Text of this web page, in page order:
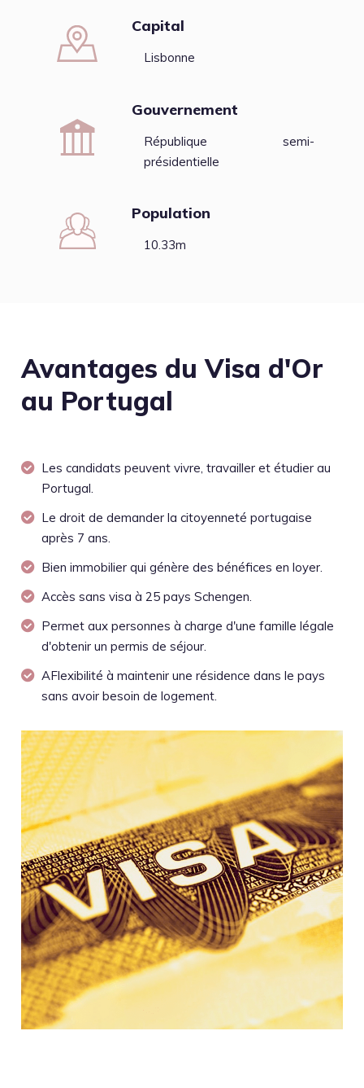
Capital
Lisbonne
Gouvernement
République semi-
présidentielle
Population
10.33m
Avantages du Visa d'Or
au Portugal
Les candidats peuvent vivre, travailler et étudier au
Portugal.
Le droit de demander la citoyenneté portugaise
après 7 ans.
Bien immobilier qui génère des bénéfices en loyer.
Accès sans visa à 25 pays Schengen.
Permet aux personnes à charge d'une famille légale
d'obtenir un permis de séjour.
AFlexibilité à maintenir une résidence dans le pays
sans avoir besoin de logement.